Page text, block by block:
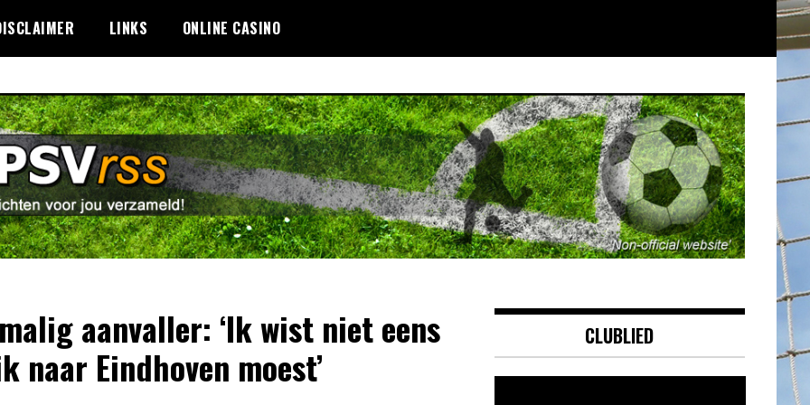
LINKS ONLINE CASINO
aanvaller: ‘Ik wist niet eens
naar Eindhoven moest’
CLUBLIED